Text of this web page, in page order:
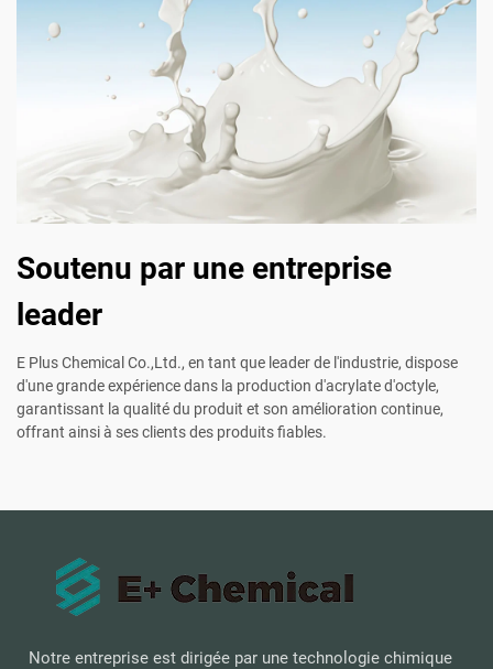
Soutenu par une entreprise
leader
E Plus Chemical Co.,Ltd., en tant que leader de l'industrie, dispose
d'une grande expérience dans la production d'acrylate d'octyle,
garantissant la qualité du produit et son amélioration continue,
offrant ainsi à ses clients des produits fiables.
Notre entreprise est dirigée par une technologie chimique